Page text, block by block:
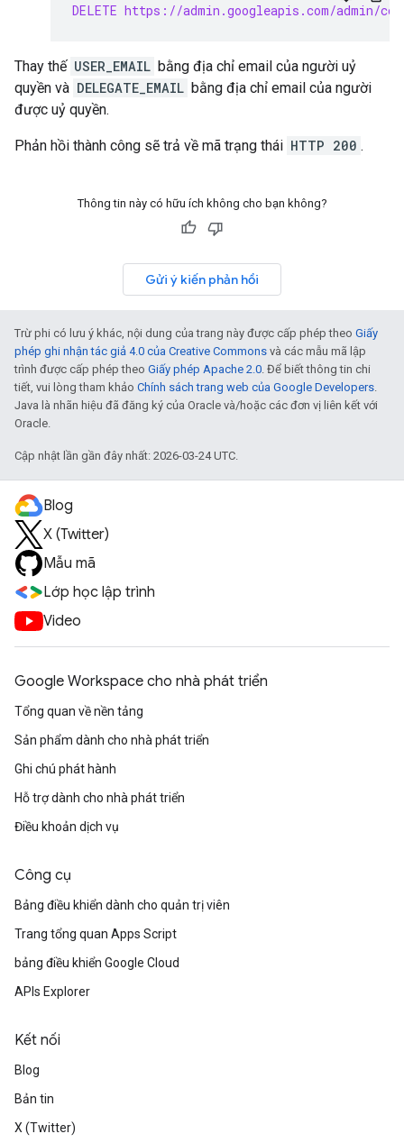
DELETE https://admin.googleapis.com/admin/
Thay thế USER_EMAIL bằng địa chỉ email của người uỷ
quyền và DELEGATE_EMAIL bằng địa chỉ email của người
được uỷ quyền.
Phản hồi thành công sẽ trả về mã trạng thái HTTP 200 .
Thông tin này có hữu ích không cho bạn không?
Gửi ý kiến phản hồi
Trừ phi có lưu ý khác, nội dung của trang này được cấp phép theo Giấy
phép ghi nhận tác giả 4.0 của Creative Commons và các mẫu mã lập
trình được cấp phép theo Giấy phép Apache 2.0. Để biết thông tin chi
tiết, vui lòng tham khảo Chính sách trang web của Google Developers.
Java là nhãn hiệu đã đăng ký của Oracle và/hoặc các đơn vị liên kết với
Oracle.
Cập nhật lần gần đây nhất: 2026-03-24 UTC.
Blog
X (Twitter)
Mẫu mã
Lớp học lập trình
Video
Google Workspace cho nhà phát triển
Tổng quan về nền tảng
Sản phẩm dành cho nhà phát triển
Ghi chú phát hành
Hỗ trợ dành cho nhà phát triển
Điều khoản dịch vụ
Công cụ
Bảng điều khiển dành cho quản trị viên
Trang tổng quan Apps Script
bảng điều khiển Google Cloud
APIs Explorer
Kết nối
Blog
Bản tin
X (Twitter)